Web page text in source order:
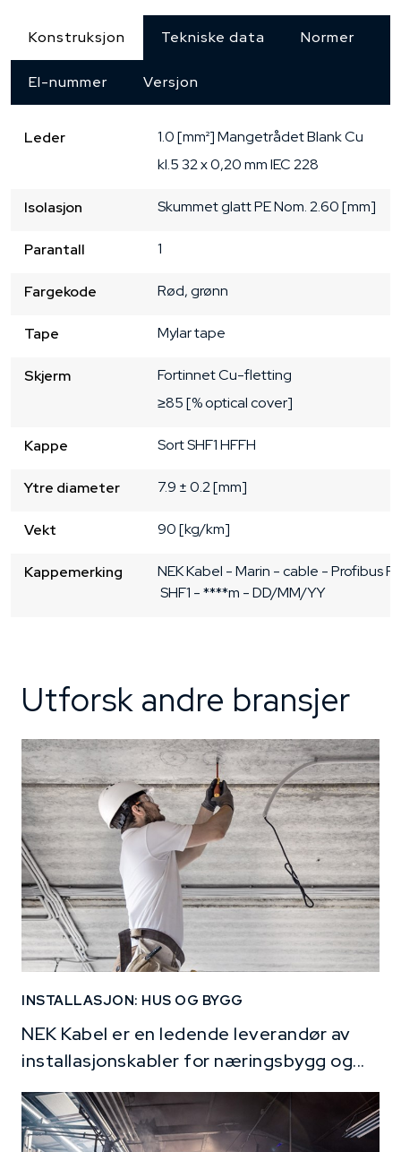
Konstruksjon Tekniske data Normer
El-nummer Versjon
Leder 1.0 [mm²]MangetrådetBlank Cu
kl.532 x 0,20 mmIEC 228
Isolasjon Skummet glatt PENom. 2.60 [mm]
Parantall 1
Fargekode Rød, grønn
Tape Mylar tape
Skjerm
Fortinnet Cu-fletting
≥85 [% optical cover]
Kappe SortSHF1HFFH
Ytre diameter 7.9 ± 0.2 [mm]
Vekt 90 [kg/km]
Kappemerking
NEK Kabel - Marin - cable - Profibus
SHF1 - ****m - DD/MM/YY
Utforsk andre bransjer
INSTALLASJON: HUS OG BYGG
NEK Kabel er en ledende leverandør av
installasjonskabler for næringsbygg og...